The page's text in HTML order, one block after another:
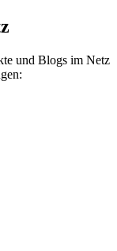
und Blogs im Netz